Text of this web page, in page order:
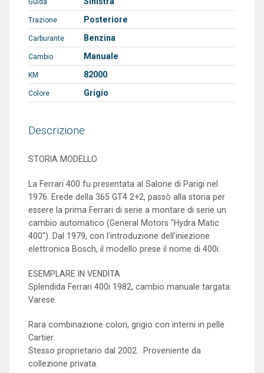
Trazione Posteriore
Carburante Benzina
Cambio Manuale
KM 82000
Colore Grigio
Descrizione
STORIA MODELLO
La Ferrari 400 fu presentata al Salone di Parigi nel
1976. Erede della 365 GT4 2+2, passò alla storia per
essere la prima Ferrari di serie a montare di serie un
cambio automatico (General Motors "Hydra Matic
400"). Dal 1979, con l'introduzione dell'iniezione
elettronica Bosch, il modello prese il nome di 400i.
ESEMPLARE IN VENDITA
Splendida Ferrari 400i 1982, cambio manuale targata
Varese.
Rara combinazione colori, grigio con interni in pelle
Cartier.
Stesso proprietario dal 2002. Proveniente da
collezione privata.